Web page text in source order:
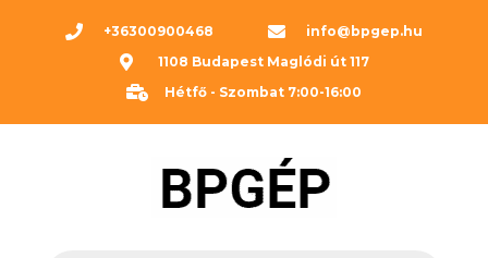
+36300900468
info@bpgep.hu
1108 Budapest Maglódi út 117
Hétfő - Szombat 7:00-16:00